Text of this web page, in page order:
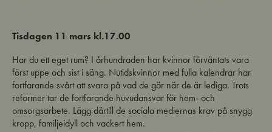
Tisdagen 11 mars kl.17.00
Har du ett eget rum? I århundraden har kvinnor förväntats vara
först uppe och sist i säng. Nutidskvinnor med fulla kalendrar har
fortfarande svårt att svara på vad de gör när de är lediga. Trots
reformer tar de fortfarande huvudansvar för hem- och
omsorgsarbete. Lägg därtill de sociala mediernas krav på snygg
kropp, familjeidyll och vackert hem.